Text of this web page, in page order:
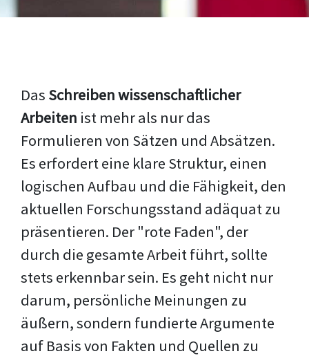
Das Schreiben wissenschaftlicher
Arbeiten ist mehr als nur das
Formulieren von Sätzen und Absätzen.
Es erfordert eine klare Struktur, einen
logischen Aufbau und die Fähigkeit, den
aktuellen Forschungsstand adäquat zu
präsentieren. Der "rote Faden", der
durch die gesamte Arbeit führt, sollte
stets erkennbar sein. Es geht nicht nur
darum, persönliche Meinungen zu
äußern, sondern fundierte Argumente
auf Basis von Fakten und Quellen zu